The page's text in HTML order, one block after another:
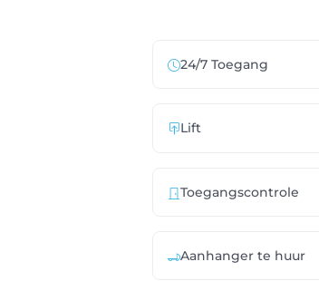
24/7 Toegang
Lift
Toegangscontrole
Aanhanger te huur